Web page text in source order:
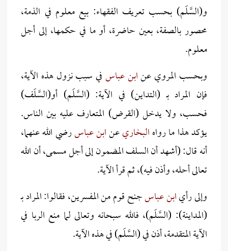
و(السَّلَم) بحسب تعريف الفقهاء: بيع معلوم في الذمة،
محصور بالصفة، بعين حاضرة، أو ما في حكمها، إلى أجل
معلوم.
وبحسب المروي عنابن عباسفي سبب نزول هذه الآية،
فإن المراد بـ (التداين) في الآية: (السَّلَم) أو(السَّلَف)
فحسب، ولا يدخل (القرض) المتعارف عليه بين الناس.
يؤكد هذا ما رواهالبخاريعنابن عباسرضي الله عنهما،
أنه قال: (أشهد أن السلف المضمون إلى أجل مسمى، أن الله
تعالى أحله، وأذن فيه)، ثم قرأ الآية.
وإلى رأيابن عباسجنح قوم من المفسرين، فقالوا: المراد بـ
(المداينة): (السَّلَم)، فالله سبحانه وتعالى لما منع الربا في
الآية المتقدمة، أذن في (السَّلَم) في هذه الآية.